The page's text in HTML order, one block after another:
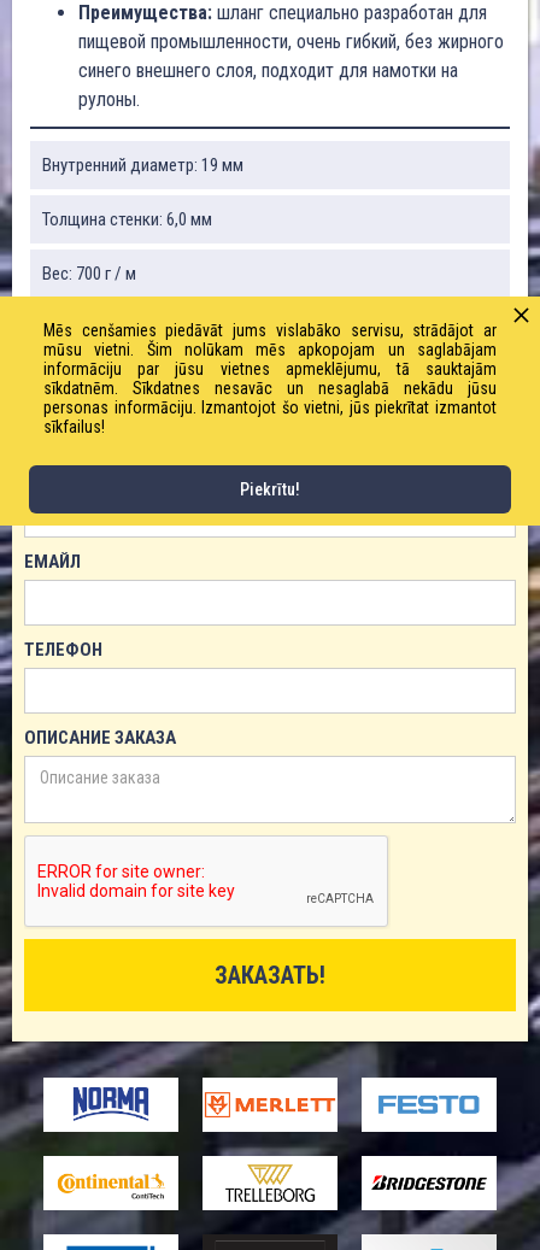
Преимущества: шланг специально разработан для
пищевой промышленности, очень гибкий, без жирного
синего внешнего слоя, подходит для намотки на
рулоны.
Внутренний диаметр: 19 мм
Толщина стенки: 6,0 мм
Вес: 700 г / м
Рабочее давление: 10,0 бар
ЗАКАЗАТЬ ТОВАР!
ИМЯ
ЕМАЙЛ
ТЕЛЕФОН
ОПИСАНИЕ ЗАКАЗА
Mēs cenšamies piedāvāt jums vislabāko servisu, strādājot ar
mūsu vietni. Šim nolūkam mēs apkopojam un saglabājam
informāciju par jūsu vietnes apmeklējumu, tā sauktajām
sīkdatnēm. Sīkdatnes nesavāc un nesaglabā nekādu jūsu
personas informāciju. Izmantojot šo vietni, jūs piekrītat izmantot
sīkfailus!
Piekrītu!